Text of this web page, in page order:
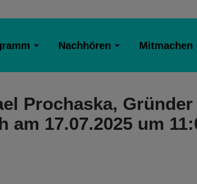
Nachhören Mitmachen
Prochaska, Gründer
17.07.2025 um